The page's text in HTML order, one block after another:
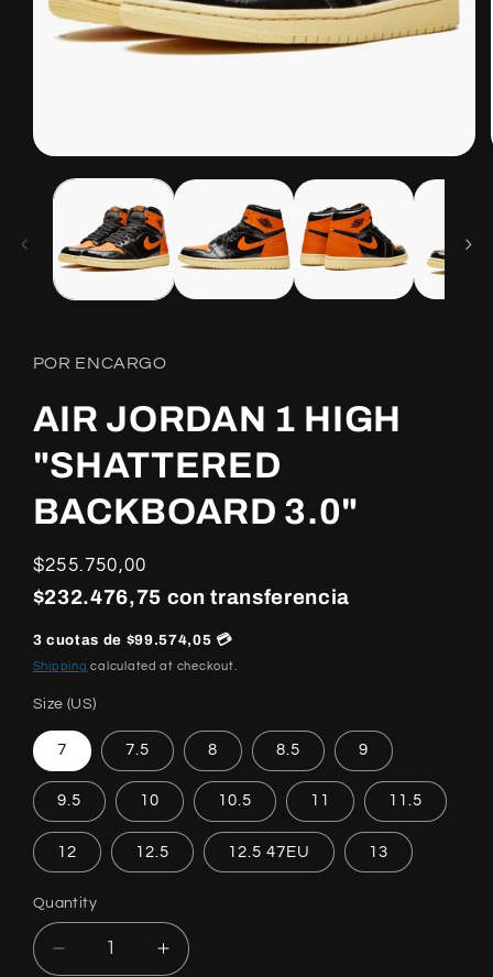
media
POR ENCARGO
AIR JORDAN 1 HIGH
"SHATTERED
BACKBOARD 3.0"
Regular
price
$255.750,00
$232.476,75 con transferencia
3 cuotas de $99.574,05 💳
Shipping calculated at checkout.
Size (US)
7 7.5 8 8.5 9
9.5 10 10.5 11 11.5
12 12.5 12.5 47EU 13
Quantity
Quantity
Decrease
Increase